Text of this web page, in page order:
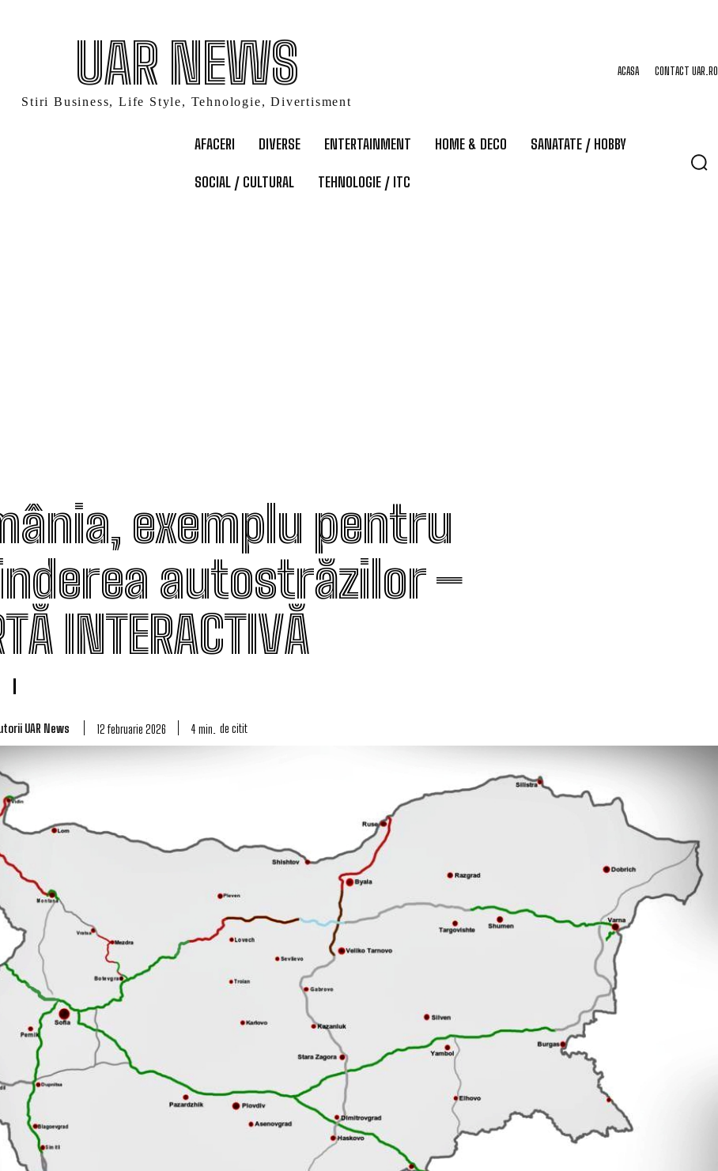
UAR NEWS
Stiri Business, Life Style, Tehnologie, Divertisment
ACASA CONTACT UAR.RO
AFACERI DIVERSE ENTERTAINMENT HOME & DECO SANATATE / HOBBY
SOCIAL / CULTURAL TEHNOLOGIE / ITC
exemplu pentru
autostrăzilor –
INTERACTIVĂ
UAR News 12 februarie 2026 4 min. de citit